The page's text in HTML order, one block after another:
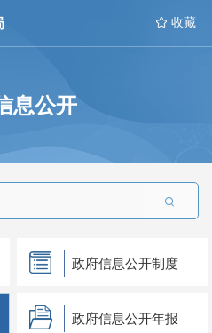
 收藏
息公开

政府信息公开制度
政府信息公开年报